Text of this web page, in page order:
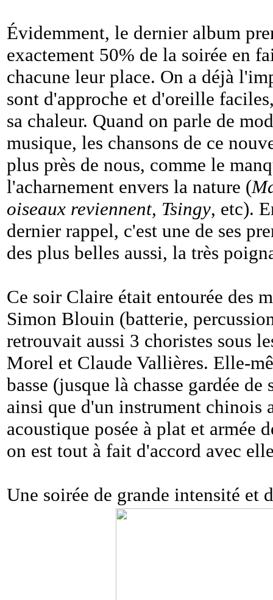
Évidemment, le dernier album
exactement 50% de la soirée en
chacune leur place. On a déjà
sont d'approche et d'oreille
sa chaleur. Quand on parle de
musique, les chansons de ce
plus près de nous, comme le
l'acharnement envers la nature (
oiseaux reviennent, Tsingy, etc).
dernier rappel, c'est une de ses
des plus belles aussi, la très
Ce soir Claire était entourée des
Simon Blouin (batterie,
retrouvait aussi 3 choristes sous
Morel et Claude Vallières. Elle-
basse (jusque là chasse gardée
ainsi que d'un instrument chinois
acoustique posée à plat et armée
on est tout à fait d'accord avec
Une soirée de grande intensité et